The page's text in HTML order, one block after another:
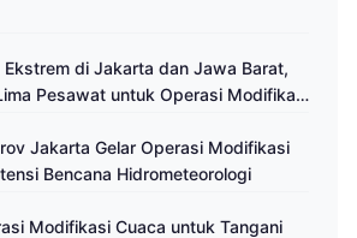
di Jakarta dan Jawa Barat,
Pesawat untuk Operasi Modifikasi
Jakarta Gelar Operasi Modifikasi
Bencana Hidrometeorologi
Modifikasi Cuaca untuk Tangani